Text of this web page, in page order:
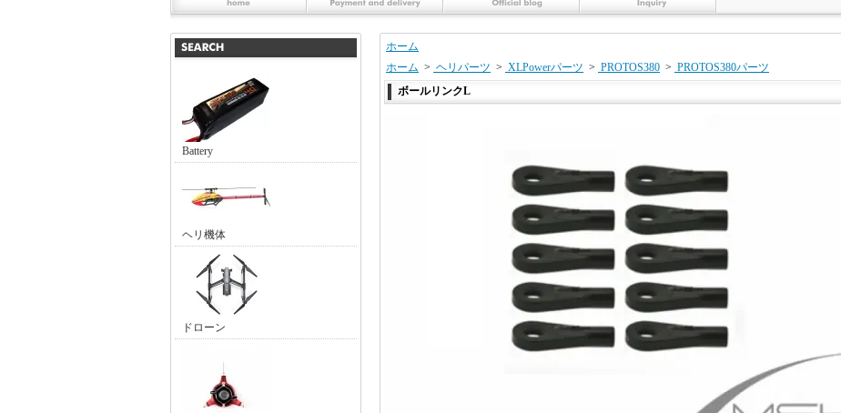
Battery
ヘリ機体
ドローン
ホーム
ホーム > ヘリパーツ > XLPowerパーツ > PROTOS380 > PROTOS380パーツ
ボールリンクL